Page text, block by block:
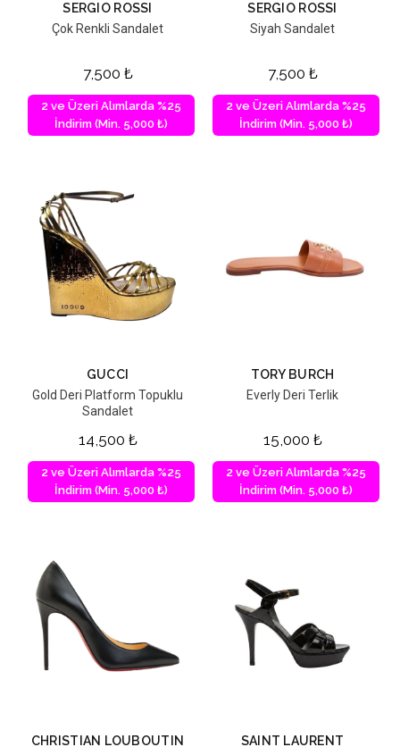
SERGIO ROSSI
Çok Renkli Sandalet
7,500 ₺
2 ve Üzeri Alımlarda %25
İndirim (Min. 5,000 ₺)
SERGIO ROSSI
Siyah Sandalet
7,500 ₺
2 ve Üzeri Alımlarda %25
İndirim (Min. 5,000 ₺)
GUCCI
Gold Deri Platform Topuklu
Sandalet
14,500 ₺
2 ve Üzeri Alımlarda %25
İndirim (Min. 5,000 ₺)
TORY BURCH
Everly Deri Terlik
15,000 ₺
2 ve Üzeri Alımlarda %25
İndirim (Min. 5,000 ₺)
CHRISTIAN LOUBOUTIN SAINT LAURENT